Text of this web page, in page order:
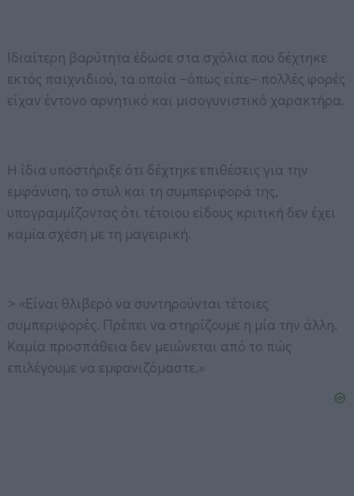
Ιδιαίτερη βαρύτητα έδωσε στα σχόλια που δέχτηκε
εκτός παιχνιδιού, τα οποία –όπως είπε– πολλές φορές
είχαν έντονο αρνητικό και μισογυνιστικό χαρακτήρα.
Η ίδια υποστήριξε ότι δέχτηκε επιθέσεις για την
εμφάνιση, το στυλ και τη συμπεριφορά της,
υπογραμμίζοντας ότι τέτοιου είδους κριτική δεν έχει
καμία σχέση με τη μαγειρική.
> «Είναι θλιβερό να συντηρούνται τέτοιες
συμπεριφορές. Πρέπει να στηρίζουμε η μία την άλλη.
Καμία προσπάθεια δεν μειώνεται από το πώς
επιλέγουμε να εμφανιζόμαστε.»